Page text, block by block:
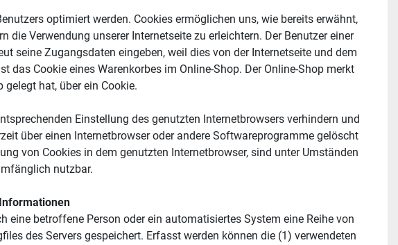
optimiert werden. Cookies ermöglichen uns, wie bereits erwähnt,
die Verwendung unserer Internetseite zu erleichtern. Der Benutzer einer
seine Zugangsdaten eingeben, weil dies von der Internetseite und dem
Cookie eines Warenkorbes im Online-Shop. Der Online-Shop merkt
hat, über ein Cookie.
Einstellung des genutzten Internetbrowsers verhindern und
über einen Internetbrowser oder andere Softwareprogramme gelöscht
von Cookies in dem genutzten Internetbrowser, sind unter Umständen
nutzbar.
eine betroffene Person oder ein automatisiertes System eine Reihe von
des Servers gespeichert. Erfasst werden können die (1) verwendeten